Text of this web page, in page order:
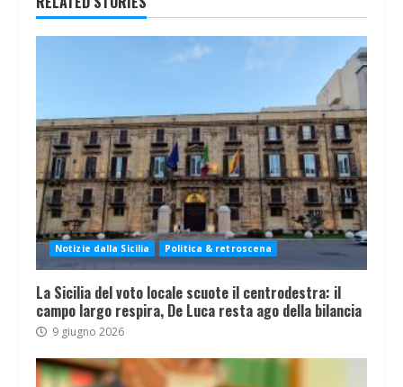
Notizie dalla Sicilia Politica & retroscena
La Sicilia del voto locale scuote il centrodestra: il
campo largo respira, De Luca resta ago della bilancia
9 giugno 2026